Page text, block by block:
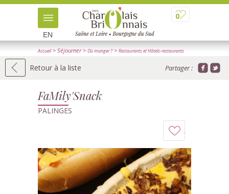
0
EN
Accueil> Séjourner> Où manger ? > Restaurants et Hôtels-restaurants
Retour à la liste Partager :
FaMily'Snack
PALINGES
à
mon
carnet